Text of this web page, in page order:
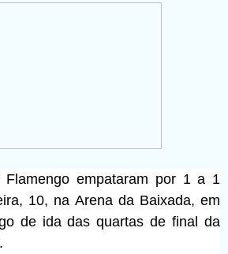
Flamengo empataram por 1 a 1
10, na Arena da Baixada, em
de ida das quartas de final da